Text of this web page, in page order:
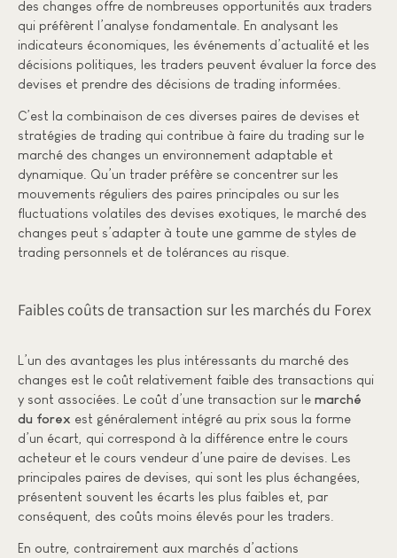
des changes offre de nombreuses opportunités aux traders
qui préfèrent l’analyse fondamentale. En analysant les
indicateurs économiques, les événements d’actualité et les
décisions politiques, les traders peuvent évaluer la force des
devises et prendre des décisions de trading informées.
C’est la combinaison de ces diverses paires de devises et
stratégies de trading qui contribue à faire du trading sur le
marché des changes un environnement adaptable et
dynamique. Qu’un trader préfère se concentrer sur les
mouvements réguliers des paires principales ou sur les
fluctuations volatiles des devises exotiques, le marché des
changes peut s’adapter à toute une gamme de styles de
trading personnels et de tolérances au risque.
Faibles coûts de transaction sur les marchés du Forex
L’un des avantages les plus intéressants du marché des
changes est le coût relativement faible des transactions qui
y sont associées. Le coût d’une transaction sur le marché
du forex est généralement intégré au prix sous la forme
d’un écart, qui correspond à la différence entre le cours
acheteur et le cours vendeur d’une paire de devises. Les
principales paires de devises, qui sont les plus échangées,
présentent souvent les écarts les plus faibles et, par
conséquent, des coûts moins élevés pour les traders.
En outre, contrairement aux marchés d’actions